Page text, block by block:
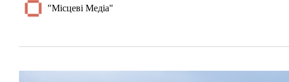
"Місцеві Медіа"